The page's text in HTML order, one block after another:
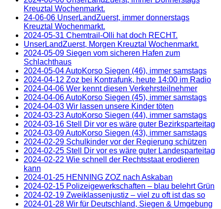
Kreuztal Wochenmarkt.
24-06-06 UnserLandZuerst, immer donnerstags
Kreuztal Wochenmarkt.
2024-05-31 Chemtrail-Olli hat doch RECHT.
UnserLandZuerst, Morgen Kreuztal Wochenmarkt.
2024-05-09 Siegen vom sicheren Hafen zum
Schlachthaus
2024-05-04 AutoKorso Siegen (46), immer samstags
2024-04-12 Zoz bei Kontrafunk, heute 14:00 im Radio
2024-04-06 Wer kennt diesen Verkehrsteilnehmer
2024-04-06 AutoKorso Siegen (45), immer samstags
2024-04-03 Wir lassen unsere Kinder töten
2024-03-23 AutoKorso Siegen (44), immer samstags
2024-03-16 Stell Dir vor es wäre guter Bezirksparteitag
2024-03-09 AutoKorso Siegen (43), immer samstags
2024-02-29 Schulkinder vor der Regierung schützen
2024-02-25 Stell Dir vor es wäre guter Landesparteitag
2024-02-22 Wie schnell der Rechtsstaat erodieren
kann
2024-01-25 HENNING ZOZ nach Askaban
2024-02-15 Polizeigewerkschaften – blau belehrt Grün
2024-02-19 Zweiklassenjustiz – viel zu oft ist das so
2024-01-28 Wir für Deutschland, Siegen & Umgebung